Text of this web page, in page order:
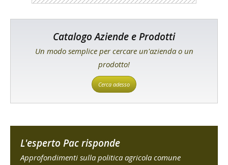
Catalogo Aziende e Prodotti
Un modo semplice per cercare un'azienda o un
prodotto!
Cerca adesso
L'esperto Pac risponde
Approfondimenti sulla politica agricola comune